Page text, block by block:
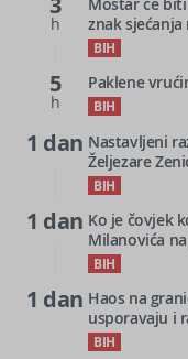
h
znak
BIH
5
h
Paklene
BIH
1 dan Nastavljeni
Željezare
BIH
1 dan Ko je čovjek
Milanovića
BIH
1 dan Haos na
usporavaju i
BIH